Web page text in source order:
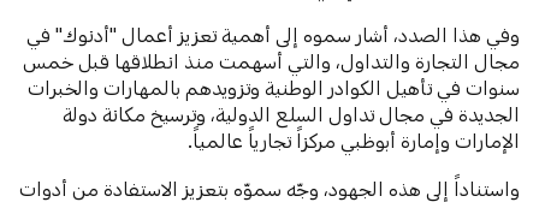
وفي هذا الصدد، أشار سموه إلى أهمية تعزيز أعمال "أدنوك" في
مجال التجارة والتداول، والتي أسهمت منذ انطلاقها قبل خمس
سنوات في تأهيل الكوادر الوطنية وتزويدهم بالمهارات والخبرات
الجديدة في مجال تداول السلع الدولية، وترسيخ مكانة دولة
الإمارات وإمارة أبوظبي مركزاً تجارياً عالمياً.
واستناداً إلى هذه الجهود، وجّه سموّه بتعزيز الاستفادة من أدوات